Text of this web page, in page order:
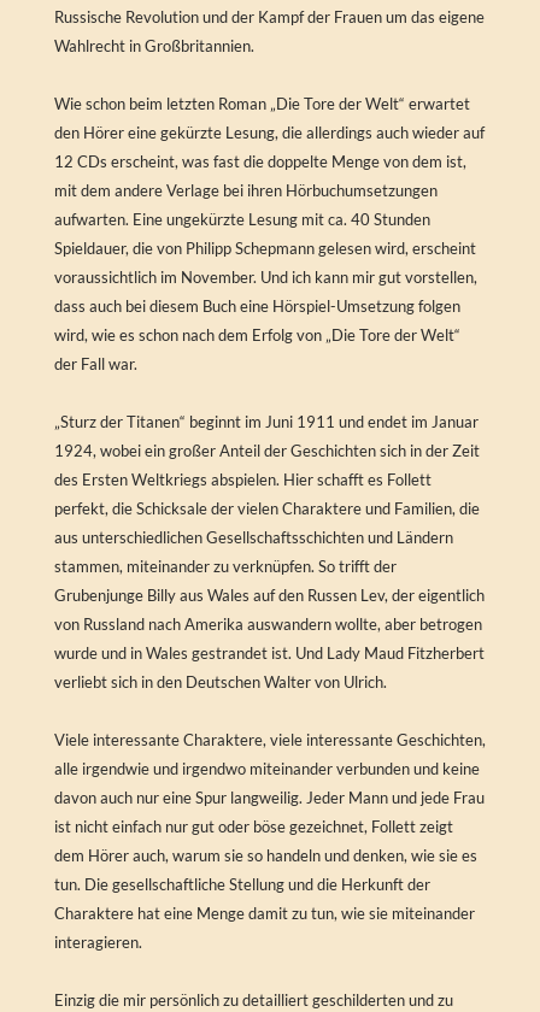
Russische Revolution und der Kampf der Frauen um das eigene
Wahlrecht in Großbritannien.
Wie schon beim letzten Roman „Die Tore der Welt“ erwartet
den Hörer eine gekürzte Lesung, die allerdings auch wieder auf
12 CDs erscheint, was fast die doppelte Menge von dem ist,
mit dem andere Verlage bei ihren Hörbuchumsetzungen
aufwarten. Eine ungekürzte Lesung mit ca. 40 Stunden
Spieldauer, die von Philipp Schepmann gelesen wird, erscheint
voraussichtlich im November. Und ich kann mir gut vorstellen,
dass auch bei diesem Buch eine Hörspiel-Umsetzung folgen
wird, wie es schon nach dem Erfolg von „Die Tore der Welt“
der Fall war.
„Sturz der Titanen“ beginnt im Juni 1911 und endet im Januar
1924, wobei ein großer Anteil der Geschichten sich in der Zeit
des Ersten Weltkriegs abspielen. Hier schafft es Follett
perfekt, die Schicksale der vielen Charaktere und Familien, die
aus unterschiedlichen Gesellschaftsschichten und Ländern
stammen, miteinander zu verknüpfen. So trifft der
Grubenjunge Billy aus Wales auf den Russen Lev, der eigentlich
von Russland nach Amerika auswandern wollte, aber betrogen
wurde und in Wales gestrandet ist. Und Lady Maud Fitzherbert
verliebt sich in den Deutschen Walter von Ulrich.
Viele interessante Charaktere, viele interessante Geschichten,
alle irgendwie und irgendwo miteinander verbunden und keine
davon auch nur eine Spur langweilig. Jeder Mann und jede Frau
ist nicht einfach nur gut oder böse gezeichnet, Follett zeigt
dem Hörer auch, warum sie so handeln und denken, wie sie es
tun. Die gesellschaftliche Stellung und die Herkunft der
Charaktere hat eine Menge damit zu tun, wie sie miteinander
interagieren.
Einzig die mir persönlich zu detailliert geschilderten und zu